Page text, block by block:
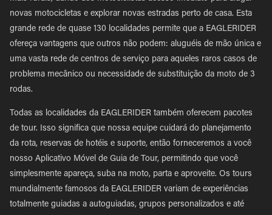
novas motocicletas e explorar novas estradas perto de casa. Esta
grande rede de quase 130 localidades permite que a EAGLERIDER
ofereça vantagens que outros não podem: aluguéis de mão única e
uma vasta rede de centros de serviço para aqueles raros casos de
problema mecânico ou necessidade de substituição da moto de 3
rodas.
Todas as localidades da EAGLERIDER também oferecem pacotes
de tour. Isso significa que nossa equipe cuidará do planejamento
da rota, reservas de hotéis e suporte, então forneceremos a você
nosso Aplicativo Móvel de Guia de Tour, permitindo que você
simplesmente apareça, suba na moto, parta e aproveite. Os tours
mundialmente famosos da EAGLERIDER variam de experiências
totalmente guiadas a autoguiadas, grupos personalizados e até